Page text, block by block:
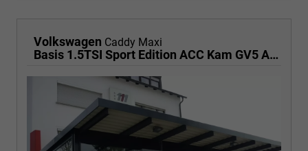
Volkswagen Caddy Maxi
Basis 1.5TSI Sport Edition ACC Kam GV5 App AHK Reling